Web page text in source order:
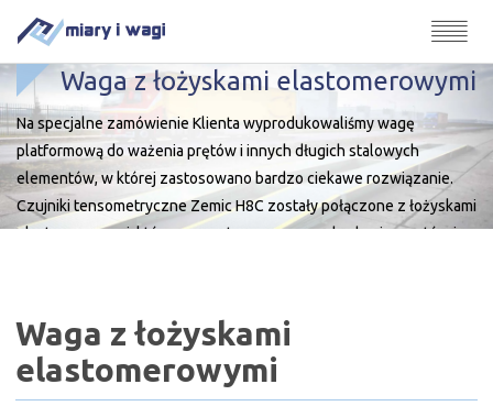
Waga z łożyskami elastomerowymi
Na specjalne zamówienie Klienta wyprodukowaliśmy wagę
platformową do ważenia prętów i innych długich stalowych
elementów, w której zastosowano bardzo ciekawe rozwiązanie.
Czujniki tensometryczne Zemic H8C zostały połączone z łożyskami
elastomerowymi, które są np. stosowane przy budowie mostów i
nowoczesnymi elementami stosowanymi do […]
Waga z łożyskami
elastomerowymi